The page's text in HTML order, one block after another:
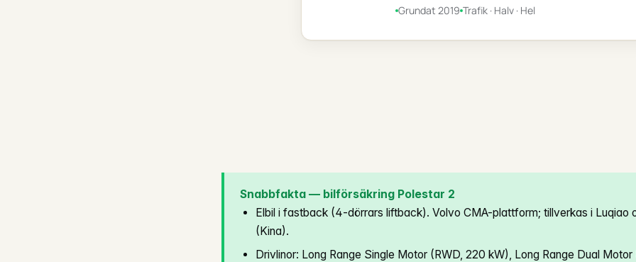
Grundat 2019 Trafik · Halv · Hel
Snabbfakta — bilförsäkring Polestar 2
Elbil i fastback (4-dörrars liftback). Volvo CMA-plattform; tillverkas i Luqiao
(Kina).
Drivlinor: Long Range Single Motor (RWD, 220 kW), Long Range Dual Motor